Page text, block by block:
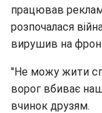
працював
розпочалася
вирушив на
"Не можу жити
ворог вбиває
вчинок друзям.